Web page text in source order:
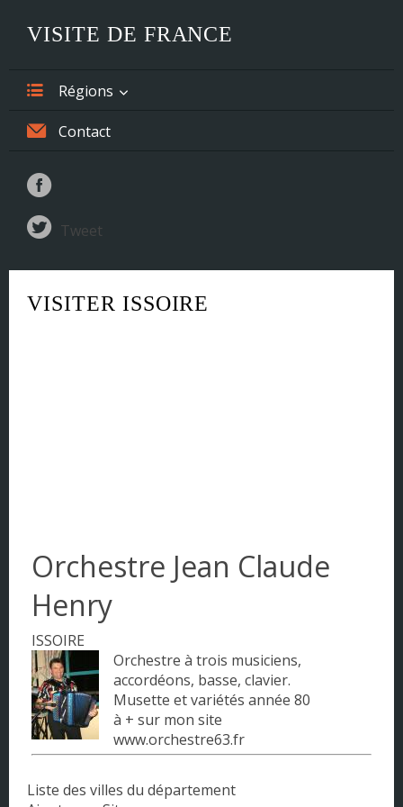
VISITE DE FRANCE
Régions
Alsace
Aquitaine
Basse-Normandie
Haute Normandie
Ile-de-France
Languedoc-Roussillon
Limousin
Lorraine
Midi-Pyrénées
Nord Pas de Calais
Contact
Tweet
VISITER ISSOIRE
Orchestre Jean Claude
Henry
ISSOIRE
Orchestre à trois musiciens,
accordéons, basse, clavier.
Musette et variétés année 80
à + sur mon site
www.orchestre63.fr
Liste des villes du département